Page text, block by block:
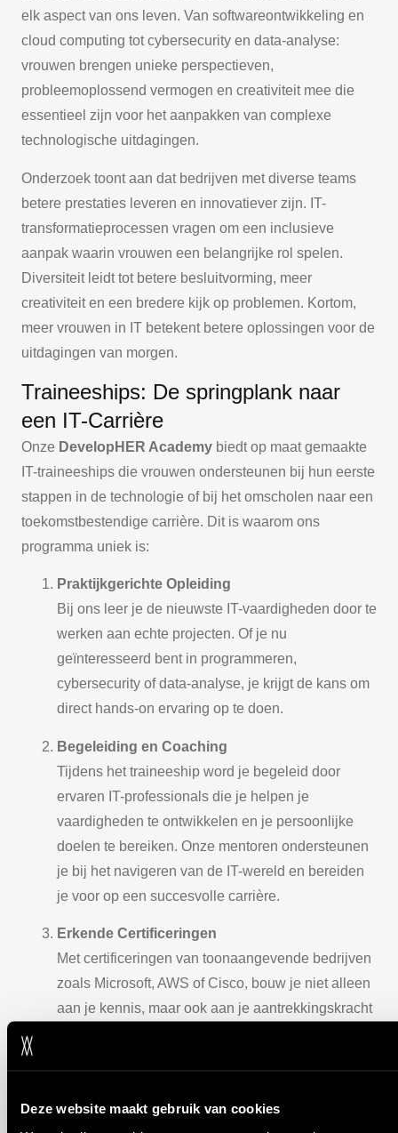
Deze website maakt gebruik van cookies
elk aspect van ons leven. Van softwareontwikkeling en
cloud computing tot cybersecurity en data-analyse:
vrouwen brengen unieke perspectieven,
probleemoplossend vermogen en creativiteit mee die
essentieel zijn voor het aanpakken van complexe
technologische uitdagingen.
Onderzoek toont aan dat bedrijven met diverse teams
betere prestaties leveren en innovatiever zijn. IT-
transformatieprocessen vragen om een inclusieve
aanpak waarin vrouwen een belangrijke rol spelen.
Diversiteit leidt tot betere besluitvorming, meer
creativiteit en een bredere kijk op problemen. Kortom,
meer vrouwen in IT betekent betere oplossingen voor de
uitdagingen van morgen.
Traineeships: De springplank naar
een IT-Carrière
Onze DevelopHER Academy biedt op maat gemaakte
IT-traineeships die vrouwen ondersteunen bij hun eerste
stappen in de technologie of bij het omscholen naar een
toekomstbestendige carrière. Dit is waarom ons
programma uniek is:
Praktijkgerichte Opleiding
Bij ons leer je de nieuwste IT-vaardigheden door te
werken aan echte projecten. Of je nu
geïnteresseerd bent in programmeren,
cybersecurity of data-analyse, je krijgt de kans om
direct hands-on ervaring op te doen.
Begeleiding en Coaching
Tijdens het traineeship word je begeleid door
ervaren IT-professionals die je helpen je
vaardigheden te ontwikkelen en je persoonlijke
doelen te bereiken. Onze mentoren ondersteunen
je bij het navigeren van de IT-wereld en bereiden
je voor op een succesvolle carrière.
Erkende Certificeringen
Met certificeringen van toonaangevende bedrijven
zoals Microsoft, AWS of Cisco, bouw je niet alleen
aan je kennis, maar ook aan je aantrekkingskracht
aan essentiële soft skills, zoals communicatie,